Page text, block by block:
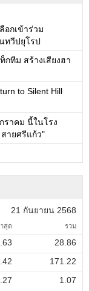
อกเข้าร่วม
ทวีปยุโรป
ทีม สร้างเสียงฮา
to Silent Hill
ราคม นี้ในโรง
ายศรีแก้ว"
21 กันยายน 2568
สุด รวม
28.86
171.22
1.07